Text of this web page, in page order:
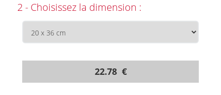
2 - Choisissez la dimension :
22.78 €